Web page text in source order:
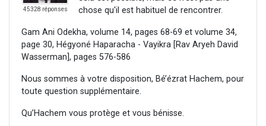
45328 réponses
chose qu'il est habituel de rencontrer.
Gam Ani Odekha, volume 14, pages 68-69 et volume 34,
page 30, Hégyoné Haparacha - Vayikra [Rav Aryeh David
Wasserman], pages 576-586
Nous sommes à votre disposition, Bé’ézrat Hachem, pour
toute question supplémentaire.
Qu’Hachem vous protège et vous bénisse.